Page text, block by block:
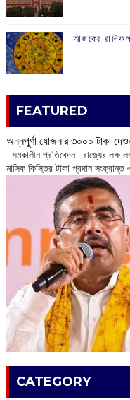
আজকের
FEATURED
অন্নপূর্ণা যোজনার ৩০০০ টাকা
সমকালীন প্রতিবেদন : রাজ্যের লক্ষ
মাসিক কিস্তির টাকা প্রদান
CATEGORY